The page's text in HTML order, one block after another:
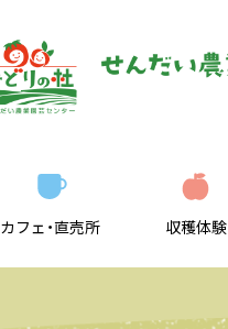
カフェ・直売所 収穫体験